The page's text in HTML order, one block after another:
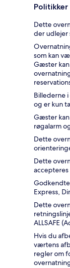
Politikker
Dette
der udlejer
som kan
Gæster
Billederne
og er kun
Gæster
røgalarm
Dette
Dette
accepteres
Express,
Dette
ALLSAFE
Hvis du
værtens
regler om